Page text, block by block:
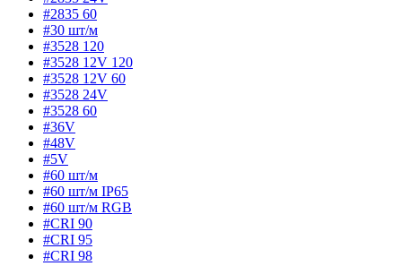
#2835 60
#30 шт/м
#3528 120
#3528 12V 120
#3528 12V 60
#3528 24V
#3528 60
#36V
#48V
#5V
#60 шт/м
#60 шт/м IP65
#60 шт/м RGB
#CRI 90
#CRI 95
#CRI 98